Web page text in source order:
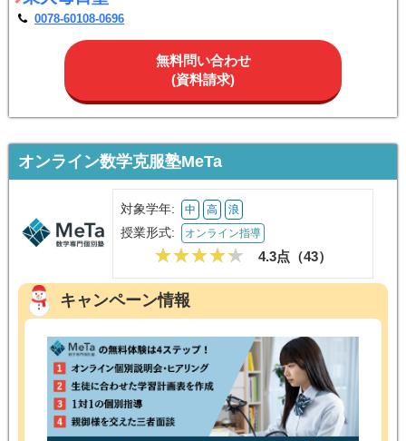
0078-60108-0696
無料問い合わせ
(資料請求)
オンライン数学克服塾MeTa
対象学年: 中 高 浪
授業形式: オンライン指導
4.3点（43）
キャンペーン情報